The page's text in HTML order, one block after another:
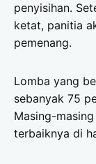
penyisihan.
ketat, panitia
pemenang.
Lomba yang
sebanyak 75
Masing-
terbaiknya di